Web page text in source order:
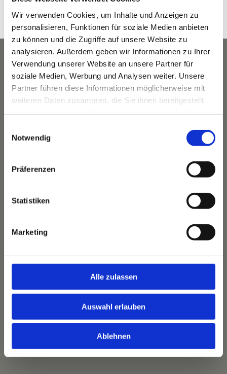
Wir verwenden Cookies, um Inhalte und Anzeigen zu
personalisieren, Funktionen für soziale Medien anbieten
zu können und die Zugriffe auf unsere Website zu
analysieren. Außerdem geben wir Informationen zu Ihrer
Verwendung unserer Website an unsere Partner für
soziale Medien, Werbung und Analysen weiter. Unsere
Partner führen diese Informationen möglicherweise mit
weiteren Daten zusammen, die Sie ihnen bereitgestellt
Notwendig
Präferenzen
Statistiken
Marketing
Alle zulassen
Auswahl erlauben
Ablehnen
Unsere Highlights
Unsere Wohnwelten
Unsere Kulinarik
Unser Wellnessangebot
Unsere Arrangements